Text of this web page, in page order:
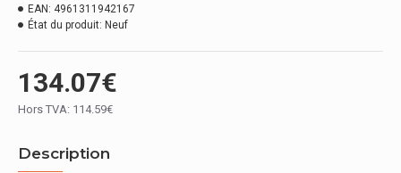
134.07€
Hors TVA: 114.59€
EAN: 4961311942167
État du produit: Neuf
Description